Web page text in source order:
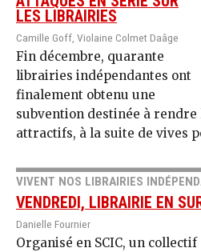
LES LIBRAIRIES
Camille Goff, Violaine Colmet Daâge
Fin décembre, quarante
librairies indépendantes ont
finalement obtenu une
subvention destinée à
attractifs, à la suite de vives
VIVENT NOS LIBRAIRIES
VENDREDI, LIBRAIRIE EN
Danielle Fournier
Organisé en SCIC, un